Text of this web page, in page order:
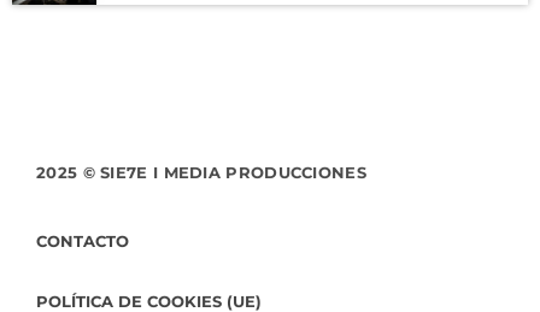
2025 © SIE7E I MEDIA PRODUCCIONES
CONTACTO
POLÍTICA DE COOKIES (UE)